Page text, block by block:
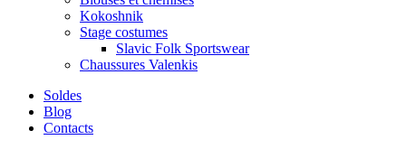
Kokoshnik
Stage costumes
Slavic Folk Sportswear
Chaussures Valenkis
Soldes
Blog
Contacts